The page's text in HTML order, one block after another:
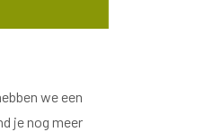
we een
je nog meer